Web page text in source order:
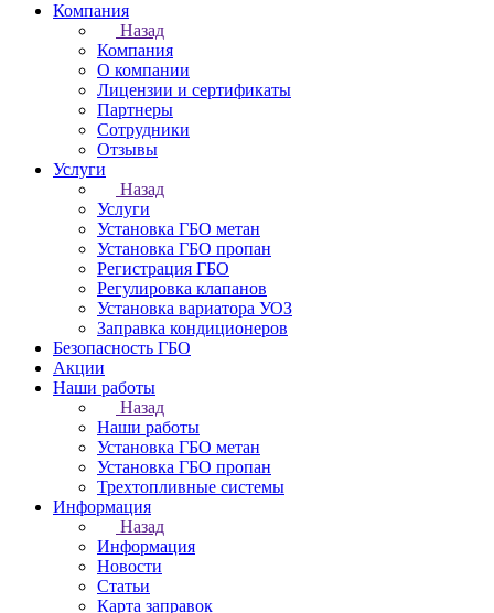
Компания
Назад
Компания
О компании
Лицензии и сертификаты
Партнеры
Сотрудники
Отзывы
Услуги
Назад
Услуги
Установка ГБО метан
Установка ГБО пропан
Регистрация ГБО
Регулировка клапанов
Установка вариатора УОЗ
Заправка кондиционеров
Безопасность ГБО
Акции
Наши работы
Назад
Наши работы
Установка ГБО метан
Установка ГБО пропан
Трехтопливные системы
Информация
Назад
Информация
Новости
Статьи
Карта заправок